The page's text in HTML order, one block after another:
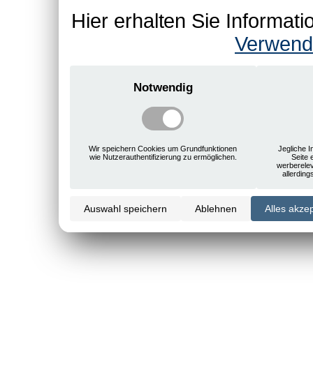
Hier erhalten Sie
Notwendig
Wir speichern Cookies um Grundfunktionen
wie Nutzerauthentifizierung zu ermöglichen.
Jegliche
Seite
Auswahl speichern Ablehnen Alles